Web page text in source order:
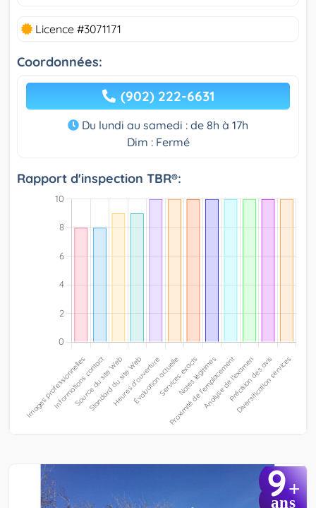
Licence #3071171
Coordonnées:
(902) 222-6631
Du lundi au samedi : de 8h à 17h
Dim : Fermé
Rapport d'inspection TBR®:
9+
ans